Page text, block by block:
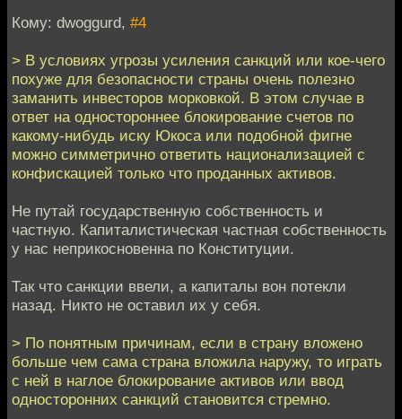
Кому: dwoggurd, #4
> В условиях угрозы усиления санкций или кое-чего
похуже для безопасности страны очень полезно
заманить инвесторов морковкой. В этом случае в
ответ на одностороннее блокирование счетов по
какому-нибудь иску Юкоса или подобной фигне
можно симметрично ответить национализацией с
конфискацией только что проданных активов.
Не путай государственную собственность и
частную. Капиталистическая частная собственность
у нас неприкосновенна по Конституции.
Так что санкции ввели, а капиталы вон потекли
назад. Никто не оставил их у себя.
> По понятным причинам, если в страну вложено
больше чем сама страна вложила наружу, то играть
с ней в наглое блокирование активов или ввод
односторонних санкций становится стремно.